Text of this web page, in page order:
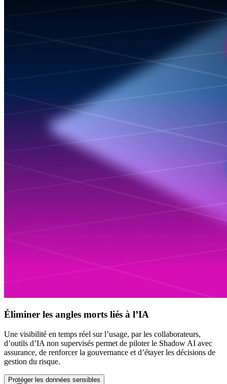
Éliminer les angles morts liés à l’IA
Une visibilité en temps réel sur l’usage, par les collaborateurs,
d’outils d’IA non supervisés permet de piloter le Shadow AI avec
assurance, de renforcer la gouvernance et d’étayer les décisions de
gestion du risque.
Protéger les données sensibles